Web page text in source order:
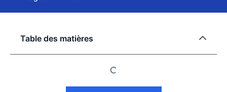
Table des matières